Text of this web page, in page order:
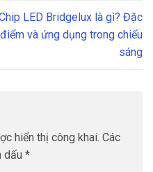
LED Bridgelux là gì? Đặc
điểm và ứng dụng trong chiếu
sáng
hiển thị công khai. Các
dấu *